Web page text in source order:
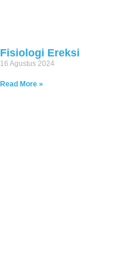
Fisiologi Ereksi
16 Agustus 2024
Read More »